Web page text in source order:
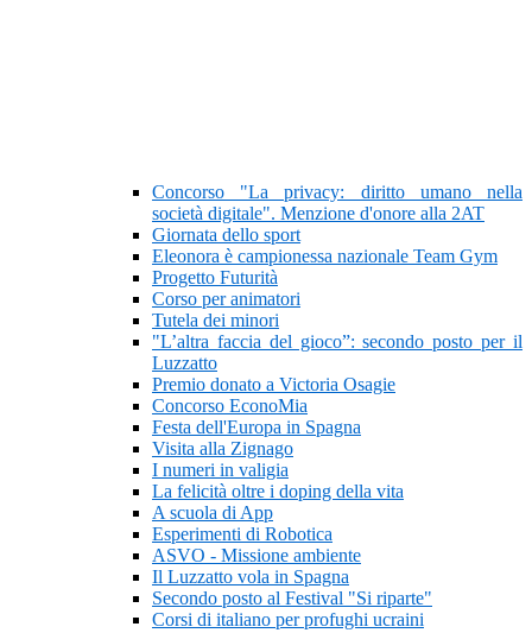
Concorso "La privacy: diritto umano nella
società digitale". Menzione d'onore alla 2AT
Giornata dello sport
Eleonora è campionessa nazionale Team Gym
Progetto Futurità
Corso per animatori
Tutela dei minori
"L’altra faccia del gioco”: secondo posto per il
Luzzatto
Premio donato a Victoria Osagie
Concorso EconoMia
Festa dell'Europa in Spagna
Visita alla Zignago
I numeri in valigia
La felicità oltre i doping della vita
A scuola di App
Esperimenti di Robotica
ASVO - Missione ambiente
Il Luzzatto vola in Spagna
Secondo posto al Festival "Si riparte"
Corsi di italiano per profughi ucraini